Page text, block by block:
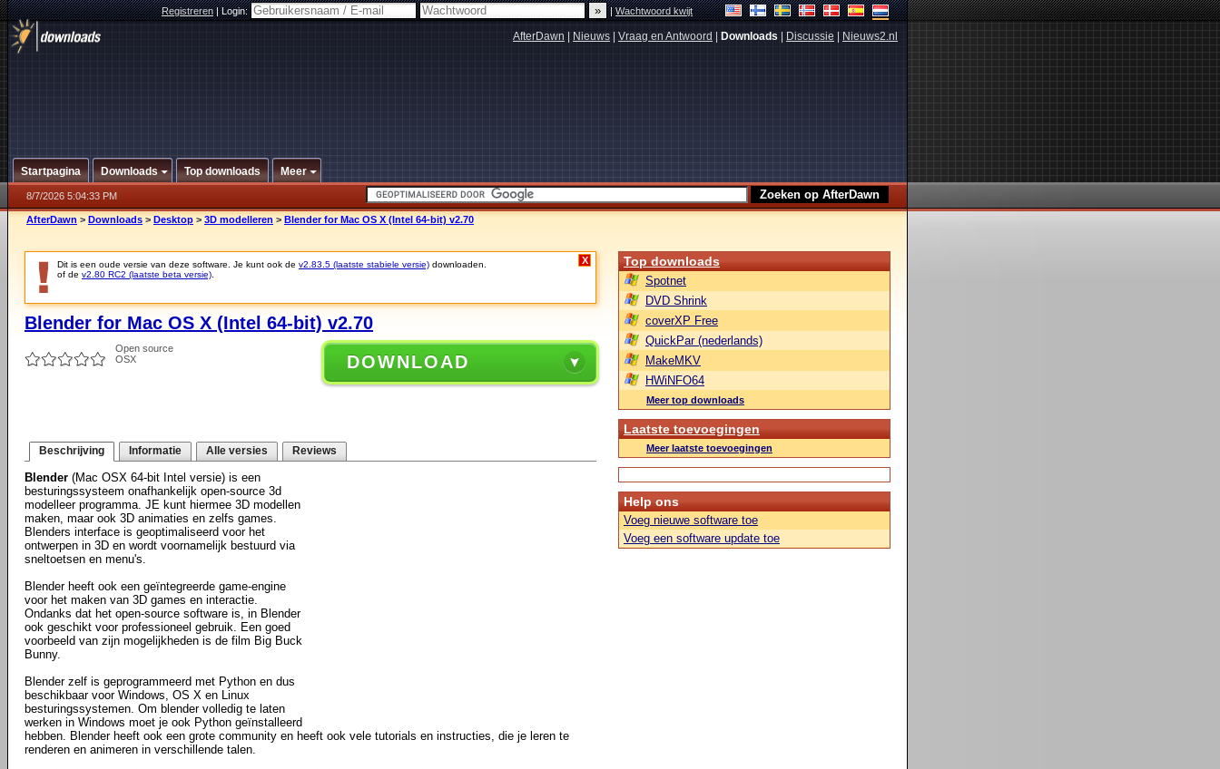
Registreren|Login: |Wachtwoord kwijt
AfterDawn Nieuws Vraag en Antwoord Downloads Discussie Nieuws2.nl
Startpagina Downloads Top downloads Meer
8/7/2026 5:04:33 PM
AfterDawn > Downloads > Desktop > 3D modelleren > Blender for Mac OS X (Intel 64-bit) v2.70
Dit is een oude versie van deze software. Je kunt ook de v2.83.5 (laatste stabiele versie) downloaden.
of de v2.80 RC2 (laatste beta versie)
X
Blender for Mac OS X (Intel 64-bit) v2.70
Open source
OSX
DOWNLOAD
Beschrijving Informatie Alle versies Reviews
Blender (Mac OSX 64-bit Intel versie) is een
besturingssysteem onafhankelijk open-source 3d
modelleer programma. JE kunt hiermee 3D modellen
maken, maar ook 3D animaties en zelfs games.
Blenders interface is geoptimaliseerd voor het
ontwerpen in 3D en wordt voornamelijk bestuurd via
sneltoetsen en menu's.
Blender heeft ook een geïntegreerde game-engine
voor het maken van 3D games en interactie.
Ondanks dat het open-source software is, in Blender
ook geschikt voor professioneel gebruik. Een goed
voorbeeld van zijn mogelijkheden is de film Big Buck
Bunny.
Blender zelf is geprogrammeerd met Python en dus
beschikbaar voor Windows, OS X en Linux
besturingssystemen. Om blender volledig te laten
werken in Windows moet je ook Python geïnstalleerd
hebben. Blender heeft ook een grote community en heeft ook vele tutorials en instructies, die je leren te
renderen en animeren in verschillende talen.
Top downloads
Spotnet
DVD Shrink
coverXP Free
QuickPar (nederlands)
MakeMKV
HWiNFO64
Meer top downloads
Laatste toevoegingen
Meer laatste toevoegingen
Help ons
Voeg nieuwe software toe
Voeg een software update toe